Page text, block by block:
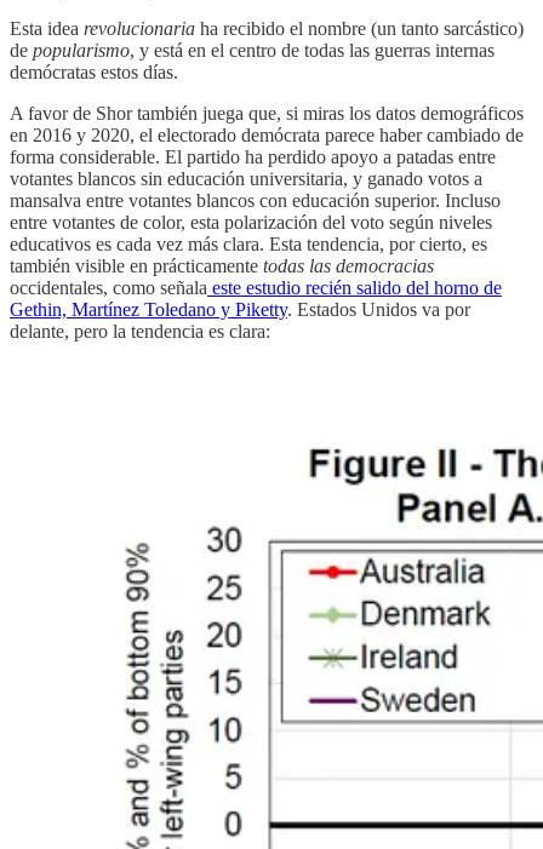
Esta idea revolucionaria ha recibido el nombre (un tanto sarcástico)
de popularismo, y está en el centro de todas las guerras internas
demócratas estos días.
A favor de Shor también juega que, si miras los datos demográficos
en 2016 y 2020, el electorado demócrata parece haber cambiado de
forma considerable. El partido ha perdido apoyo a patadas entre
votantes blancos sin educación universitaria, y ganado votos a
mansalva entre votantes blancos con educación superior. Incluso
entre votantes de color, esta polarización del voto según niveles
educativos es cada vez más clara. Esta tendencia, por cierto, es
también visible en prácticamente todas las democracias
occidentales, como señala este estudio recién salido del horno de
Gethin, Martínez Toledano y Piketty. Estados Unidos va por
delante, pero la tendencia es clara: